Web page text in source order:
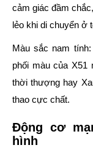
cảm giác đầm
lẻo khi di chuyển ở
Màu sắc nam tính:
phối màu của
thời thượng hay
thao cực chất.
Động cơ
hình